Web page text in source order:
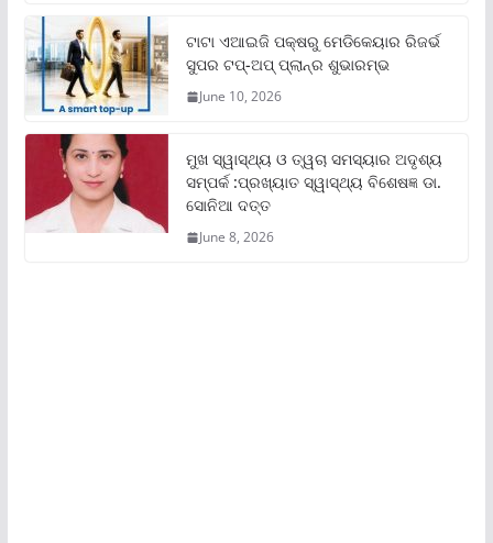
ଟାଟା ଏଆଇଜି ପକ୍ଷରୁ ମେଡିକେୟାର ରିଜର୍ଭ
ସୁପର ଟପ୍‌-ଅପ୍ ପ୍ଲାନ୍‌ର ଶୁଭାରମ୍ଭ
June 10, 2026
ମୁଖ ସ୍ୱାସ୍ଥ୍ୟ ଓ ତ୍ୱଚା ସମସ୍ୟାର ଅଦୃଶ୍ୟ
ସମ୍ପର୍କ :ପ୍ରଖ୍ୟାତ ସ୍ୱାସ୍ଥ୍ୟ ବିଶେଷଜ୍ଞ ଡା.
ସୋନିଆ ଦତ୍ତ
June 8, 2026